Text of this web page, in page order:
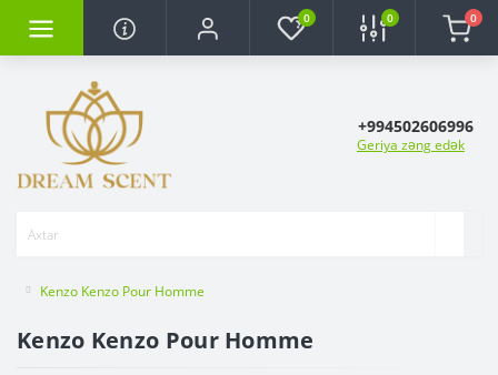
0 0 0
+994502606996
Geriya zəng edək
Kenzo Kenzo Pour Homme
Kenzo Kenzo Pour Homme